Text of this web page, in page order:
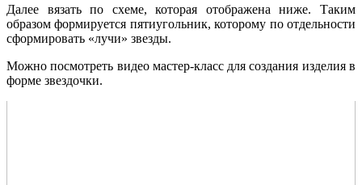
Далее вязать по схеме, которая отображена ниже. Таким
образом формируется пятиугольник, которому по отдельности
сформировать «лучи» звезды.
Можно посмотреть видео мастер-класс для создания изделия в
форме звездочки.